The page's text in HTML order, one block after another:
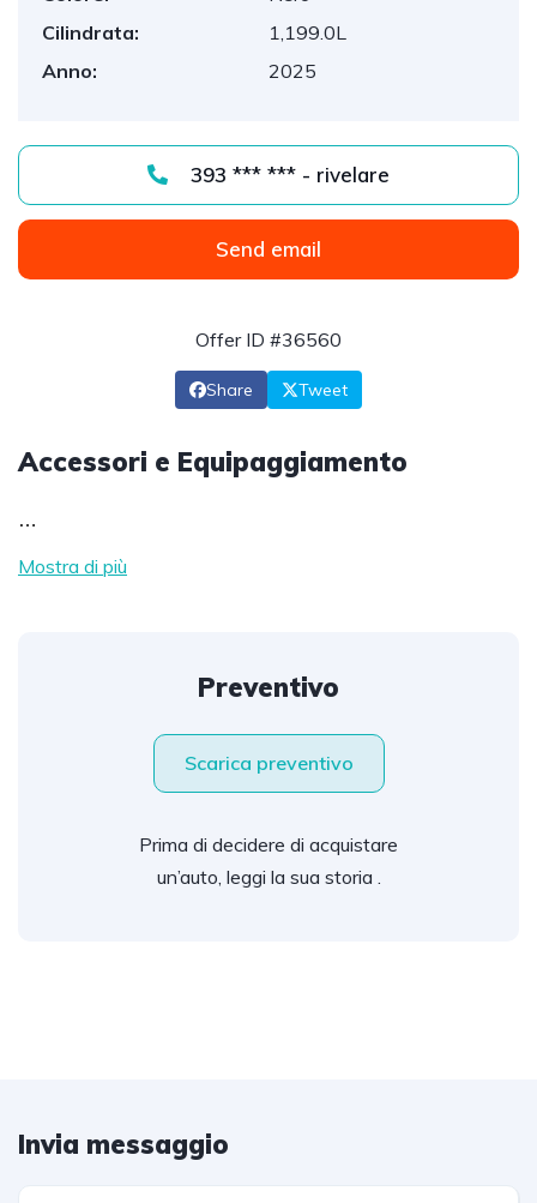
Cilindrata:
1,199.0L
Anno:
2025
393 *** *** - rivelare
Send email
Offer ID #36560
Share Tweet
Accessori e Equipaggiamento
…
Mostra di più
Preventivo
Scarica preventivo
Prima di decidere di acquistare
un’auto, leggi la sua storia .
Invia messaggio